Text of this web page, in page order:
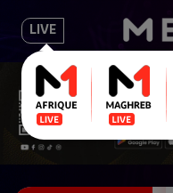
LIVE